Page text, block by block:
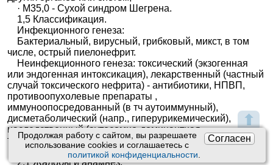
⬆
Согласен
Продолжая работу с сайтом, вы разрешаете
использование сookies и соглашаетесь с
политикой конфиденциальности.
· M35,0 - Сухой синдром Шегрена.
1,5 Классификация.
Инфекционного генеза:
Бактериальный, вирусный, грибковый, микст, в том
числе, острый пиелонефрит.
Неинфекционного генеза: токсический (экзогенная
или эндогенная интоксикация), лекарственный (частный
случай токсического нефрита) - антибиотики, НПВП,
противоопухолевые препараты ,
иммуноопосредованный (в тч аутоиммунный),
дисметаболический (напр., гиперурикемический),
наследственный (аутосомно-доминантная
тубулоинтерстициальная болезнь).
«2. Диагностика».
2,1 Жалобы и анамнез.